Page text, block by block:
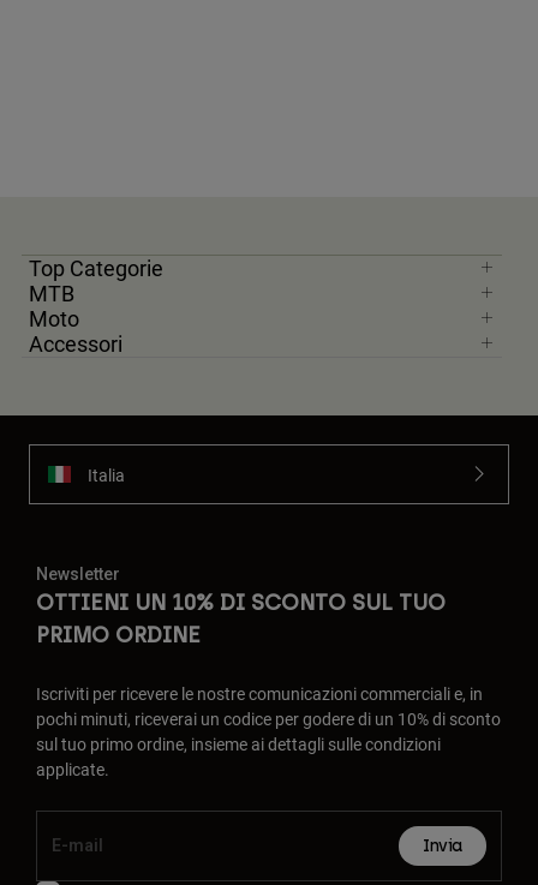
Top Categorie
MTB
Moto
Accessori
Italia
Newsletter
OTTIENI UN 10% DI SCONTO SUL TUO
PRIMO ORDINE
Iscriviti per ricevere le nostre comunicazioni commerciali e, in
pochi minuti, riceverai un codice per godere di un 10% di sconto
sul tuo primo ordine, insieme ai dettagli sulle condizioni
applicate.
Invia